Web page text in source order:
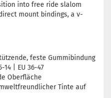
into free ride slalom
mount bindings, a v-
feste Gummibindung
| EU 36-47
Oberfläche
Tinte auf